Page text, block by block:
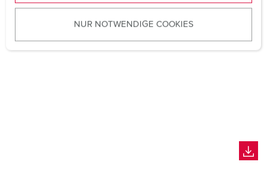
u
w
NUR NOTWENDIGE COOKIES